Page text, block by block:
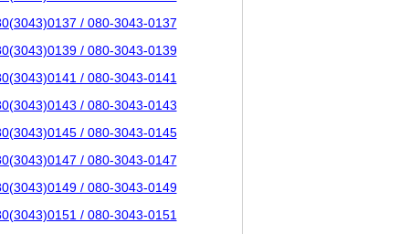
/ 080-3043-0137
/ 080-3043-0139
/ 080-3043-0141
/ 080-3043-0143
/ 080-3043-0145
/ 080-3043-0147
/ 080-3043-0149
/ 080-3043-0151